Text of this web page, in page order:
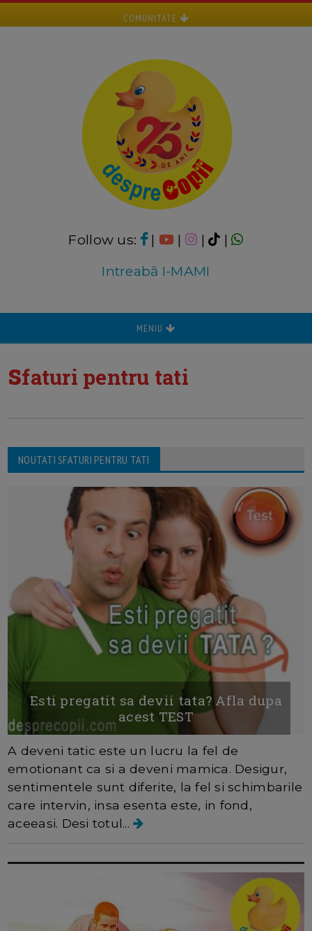
COMUNITATE
Follow us: | | |
|
Intreabă I-MAMI
MENIU
sfaturi pentru tati
NOUTATI SFATURI PENTRU TATI
Esti pregatit sa devii tata? Afla dupa
acest TEST
A deveni tatic este un lucru la fel de
emotionant ca si a deveni mamica. Desigur,
sentimentele sunt diferite, la fel si schimbarile
care intervin, insa esenta este, in fond,
aceeasi. Desi totul...